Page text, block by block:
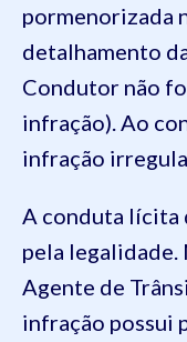
pormenorizada
detalhamento
Condutor não
infração). Ao
infração
A conduta lícita
pela legalidade.
Agente de
infração possui